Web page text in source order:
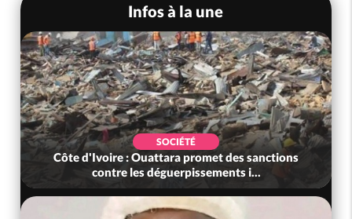
Infos à la une
SOCIÉTÉ
Côte d'Ivoire : Ouattara promet des sanctions
contre les déguerpissements i...